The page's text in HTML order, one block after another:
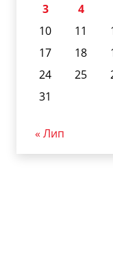
3
4
10
11
17
18
24
25
31
« Лип